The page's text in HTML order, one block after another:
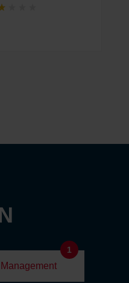
Management
1